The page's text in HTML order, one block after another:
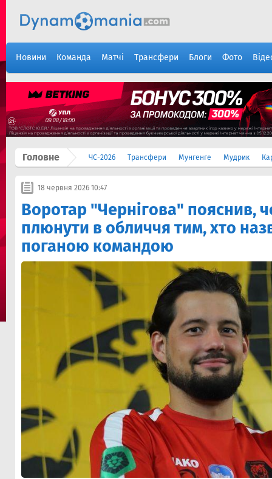
Новини Команда Матчі Трансфери Блоги Фото
Головне ЧС-2026 Трансфери Мунгенге Мудрик
18 червня 2026 10:47
Воротар "Чернігова" пояснив,
плюнути в обличчя тим, хто
поганою командою